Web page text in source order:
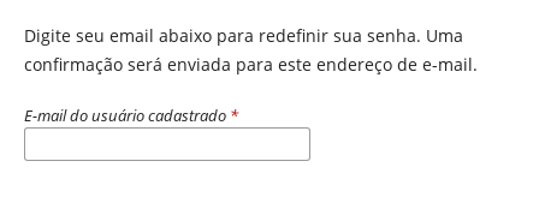
Digite seu email abaixo para redefinir sua senha. Uma
confirmação será enviada para este endereço de e-mail.
E-mail do usuário cadastrado *